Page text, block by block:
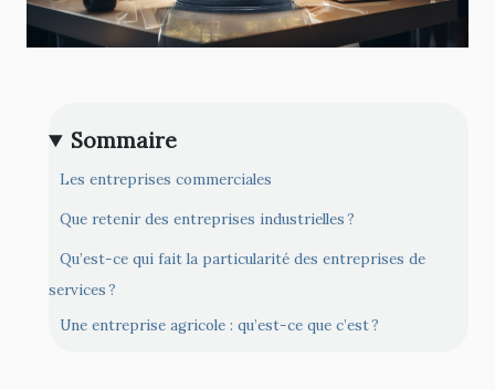
Sommaire
Les entreprises commerciales
Que retenir des entreprises industrielles ?
Qu’est-ce qui fait la particularité des entreprises de
services ?
Une entreprise agricole : qu’est-ce que c’est ?